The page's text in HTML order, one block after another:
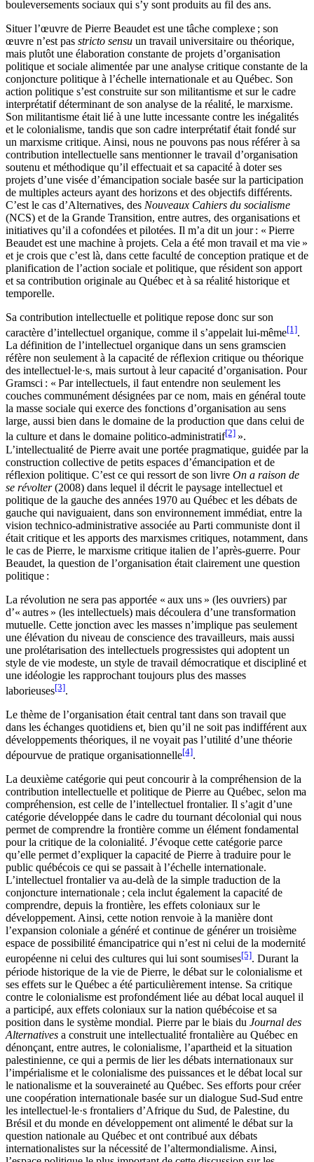
bouleversements sociaux qui s’y sont produits au fil des ans.
Situer l’œuvre de Pierre Beaudet est une tâche complexe ; son
œuvre n’est pas stricto sensu un travail universitaire ou théorique,
mais plutôt une élaboration constante de projets d’organisation
politique et sociale alimentée par une analyse critique constante de la
conjoncture politique à l’échelle internationale et au Québec. Son
action politique s’est construite sur son militantisme et sur le cadre
interprétatif déterminant de son analyse de la réalité, le marxisme.
Son militantisme était lié à une lutte incessante contre les inégalités
et le colonialisme, tandis que son cadre interprétatif était fondé sur
un marxisme critique. Ainsi, nous ne pouvons pas nous référer à sa
contribution intellectuelle sans mentionner le travail d’organisation
soutenu et méthodique qu’il effectuait et sa capacité à doter ses
projets d’une visée d’émancipation sociale basée sur la participation
de multiples acteurs ayant des horizons et des objectifs différents.
C’est le cas d’Alternatives, des Nouveaux Cahiers du socialisme
(NCS) et de la Grande Transition, entre autres, des organisations et
initiatives qu’il a cofondées et pilotées. Il m’a dit un jour : « Pierre
Beaudet est une machine à projets. Cela a été mon travail et ma vie »
et je crois que c’est là, dans cette faculté de conception pratique et de
planification de l’action sociale et politique, que résident son apport
et sa contribution originale au Québec et à sa réalité historique et
temporelle.
Sa contribution intellectuelle et politique repose donc sur son
caractère d’intellectuel organique, comme il s’appelait lui-même[1].
La définition de l’intellectuel organique dans un sens gramscien
réfère non seulement à la capacité de réflexion critique ou théorique
des intellectuel·le·s, mais surtout à leur capacité d’organisation. Pour
Gramsci : « Par intellectuels, il faut entendre non seulement les
couches communément désignées par ce nom, mais en général toute
la masse sociale qui exerce des fonctions d’organisation au sens
large, aussi bien dans le domaine de la production que dans celui de
la culture et dans le domaine politico-administratif[2] ».
L’intellectualité de Pierre avait une portée pragmatique, guidée par la
construction collective de petits espaces d’émancipation et de
réflexion politique. C’est ce qui ressort de son livre On a raison de
se révolter(2008) dans lequel il décrit le paysage intellectuel et
politique de la gauche des années 1970 au Québec et les débats de
gauche qui naviguaient, dans son environnement immédiat, entre la
vision technico-administrative associée au Parti communiste dont il
était critique et les apports des marxismes critiques, notamment, dans
le cas de Pierre, le marxisme critique italien de l’après-guerre. Pour
Beaudet, la question de l’organisation était clairement une question
politique :
La révolution ne sera pas apportée « aux uns » (les ouvriers) par
d’« autres » (les intellectuels) mais découlera d’une transformation
mutuelle. Cette jonction avec les masses n’implique pas seulement
une élévation du niveau de conscience des travailleurs, mais aussi
une prolétarisation des intellectuels progressistes qui adoptent un
style de vie modeste, un style de travail démocratique et discipliné et
une idéologie les rapprochant toujours plus des masses
laborieuses[3].
Le thème de l’organisation était central tant dans son travail que
dans les échanges quotidiens et, bien qu’il ne soit pas indifférent aux
développements théoriques, il ne voyait pas l’utilité d’une théorie
dépourvue de pratique organisationnelle[4].
La deuxième catégorie qui peut concourir à la compréhension de la
contribution intellectuelle et politique de Pierre au Québec, selon ma
compréhension, est celle de l’intellectuel frontalier. Il s’agit d’une
catégorie développée dans le cadre du tournant décolonial qui nous
permet de comprendre la frontière comme un élément fondamental
pour la critique de la colonialité. J’évoque cette catégorie parce
qu’elle permet d’expliquer la capacité de Pierre à traduire pour le
public québécois ce qui se passait à l’échelle internationale.
L’intellectuel frontalier va au-delà de la simple traduction de la
conjoncture internationale ; cela inclut également la capacité de
comprendre, depuis la frontière, les effets coloniaux sur le
développement. Ainsi, cette notion renvoie à la manière dont
l’expansion coloniale a généré et continue de générer un troisième
espace de possibilité émancipatrice qui n’est ni celui de la modernité
européenne ni celui des cultures qui lui sont soumises[5]. Durant la
période historique de la vie de Pierre, le débat sur le colonialisme et
ses effets sur le Québec a été particulièrement intense. Sa critique
contre le colonialisme est profondément liée au débat local auquel il
a participé, aux effets coloniaux sur la nation québécoise et sa
position dans le système mondial. Pierre par le biais du Journal des
Alternatives a construit une intellectualité frontalière au Québec en
dénonçant, entre autres, le colonialisme, l’apartheid et la situation
palestinienne, ce qui a permis de lier les débats internationaux sur
l’impérialisme et le colonialisme des puissances et le débat local sur
le nationalisme et la souveraineté au Québec. Ses efforts pour créer
une coopération internationale basée sur un dialogue Sud-Sud entre
les intellectuel·le·s frontaliers d’Afrique du Sud, de Palestine, du
Brésil et du monde en développement ont alimenté le débat sur la
question nationale au Québec et ont contribué aux débats
internationalistes sur la nécessité de l’altermondialisme. Ainsi,